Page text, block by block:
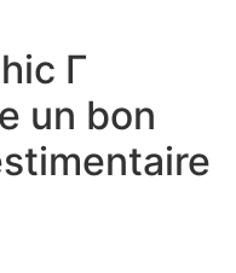
Г
un bon